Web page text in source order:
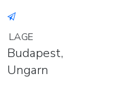
LAGE
Budapest,
Ungarn